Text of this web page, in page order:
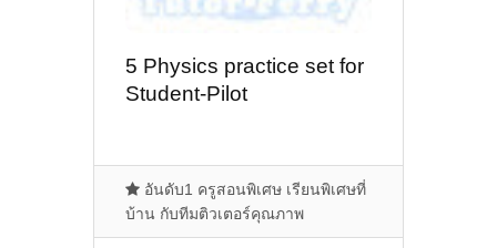
5 Physics practice set for
Student-Pilot
อันดับ1 ครูสอนพิเศษ เรียนพิเศษที่
บ้าน กับทีมติวเตอร์คุณภาพ